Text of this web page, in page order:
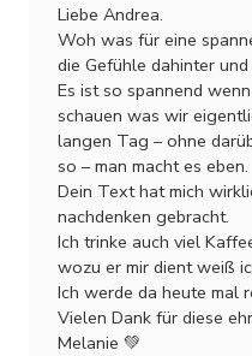
Liebe Andrea.
Woh was für eine
die Gefühle dahinter und
Es ist so spannend
schauen was wir
langen Tag – ohne
so – man macht es eben.
Dein Text hat mich
nachdenken gebracht.
Ich trinke auch viel
wozu er mir dient weiß
Ich werde da heute mal
Vielen Dank für diese
Melanie 💚